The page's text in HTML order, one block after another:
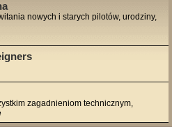
nowych i starych pilotów, urodziny,
zagadnieniom technicznym,